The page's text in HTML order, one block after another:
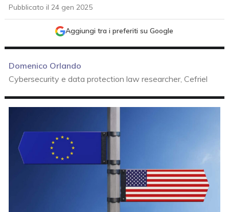
Pubblicato il 24 gen 2025
Aggiungi tra i preferiti su Google
Domenico Orlando
Cybersecurity e data protection law researcher, Cefriel